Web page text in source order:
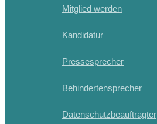
Mitglied werden
Kandidatur
Pressesprecher
Behindertensprecher
Datenschutzbeauftragter